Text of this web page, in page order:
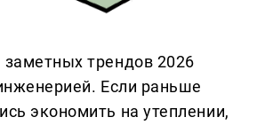
трендов 2026
Если раньше
экономить на утеплении,